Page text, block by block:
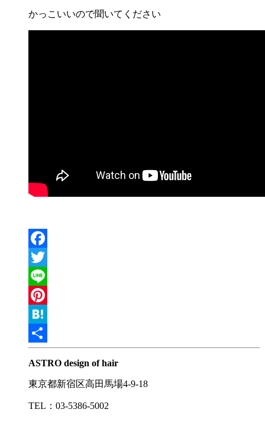
かっこいいので聞いてください
Facebook
Twitter
Line
Pinterest
Hatena
共
ASTRO design of hair
東京都新宿区高田馬場4-9-18
TEL：03-5386-5002